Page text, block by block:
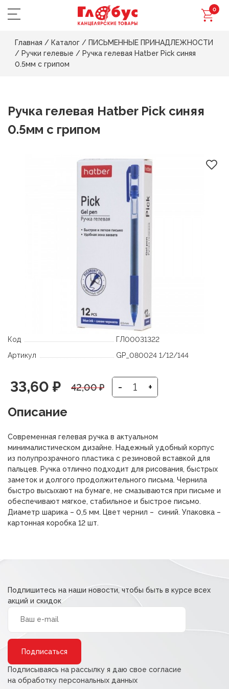
0
Главная / Каталог / ПИСЬМЕННЫЕ ПРИНАДЛЕЖНОСТИ
/ Ручки гелевые / Ручка гелевая Hatber Pick синяя
0.5мм с грипом
Ручка гелевая Hatber Pick синяя
0.5мм с грипом
Код
ГЛ00031322
Артикул
GP_080024 1/12/144
42,00₽
Первоначальная
цена
составляла
42,00 ₽.
33,60 ₽
Текущая
цена:
33,60 ₽.
- +
Описание
Современная гелевая ручка в актуальном
минималистическом дизайне. Надежный удобный корпус
из полупрозрачного пластика с резиновой вставкой для
пальцев. Ручка отлично подходит для рисования, быстрых
заметок и долгого продолжительного письма. Чернила
быстро высыхают на бумаге, не смазываются при письме и
обеспечивают мягкое, стабильное и быстрое письмо.
Диаметр шарика – 0,5 мм. Цвет чернил – синий. Упаковка –
картонная коробка 12 шт.
Подпишитесь на наши новости, чтобы быть в курсе всех
акций и скидок
Подписываясь на рассылку я даю свое согласие
на обработку персональных данных